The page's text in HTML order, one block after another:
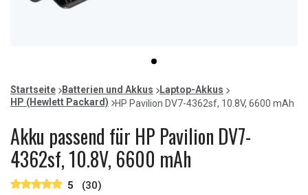
item
0
of
1
Startseite Batterien und Akkus
Laptop-Akkus
HP (Hewlett Packard)
HP Pavilion DV7-4362sf, 10.8V, 6600 mAh
Akku passend für HP Pavilion DV7-
4362sf, 10.8V, 6600 mAh
5 (30)